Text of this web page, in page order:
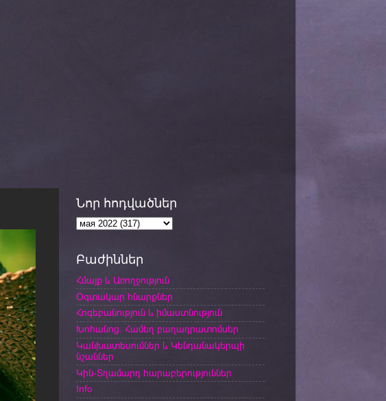
Նոր հոդվածներ
Բաժիններ
Հմայք և Առողջություն
Օգտակար հնարքներ
Հոգեբանություն և իմաստնություն
Խոհանոց. Համեղ բաղադրատոմսեր
Կանխատեսումներ և Կենդանակերպի
նշաններ
Կին-Տղամարդ հարաբերություններ
Info